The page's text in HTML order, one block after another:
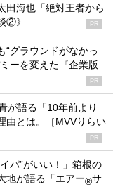
田海也「絶対王者から
②》
PR
“グラウンドがなかっ
ーを変えた『企業版
PR
が語る「10年前より
由とは。［MVVりらい
PR
パ”がいい！」箱根の
地が語る「エアー®サ